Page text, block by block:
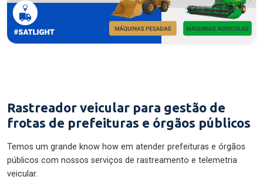
Rastreador veicular para gestão de
frotas de prefeituras e órgãos públicos
Temos um grande know how em atender prefeituras e órgãos
públicos com nossos serviços de rastreamento e telemetria
veicular.